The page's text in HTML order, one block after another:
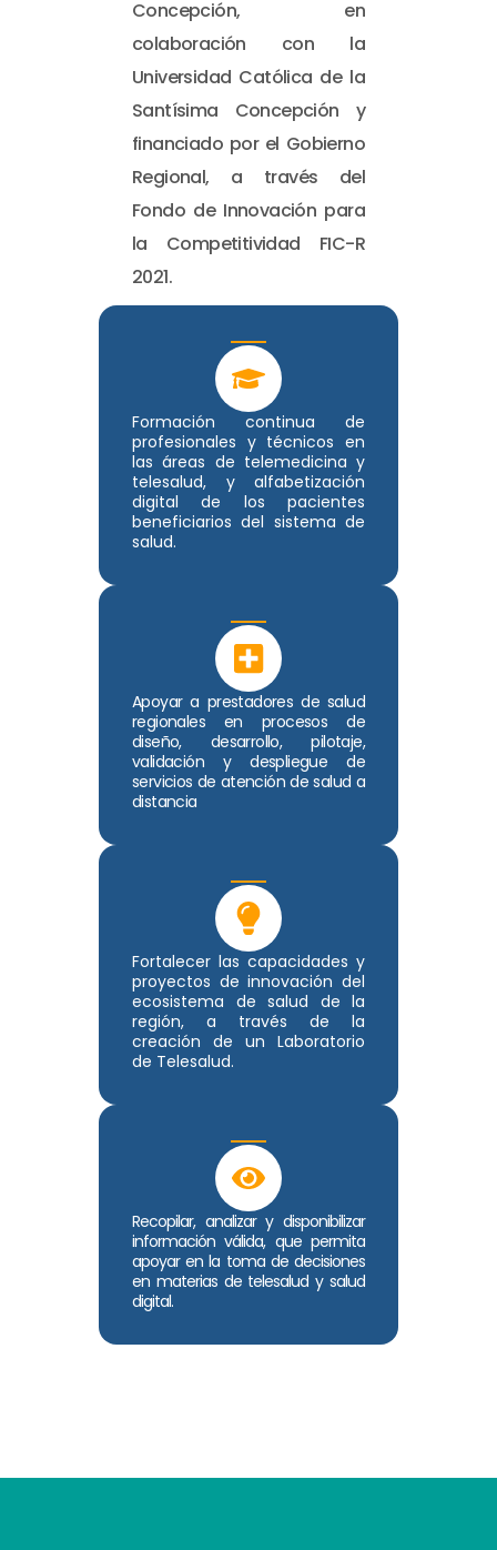
Formación continua de
profesionales y técnicos en
las áreas de telemedicina y
telesalud, y alfabetización
digital de los pacientes
beneficiarios del sistema de
salud.
Apoyar a prestadores de salud
regionales en procesos de
diseño, desarrollo, pilotaje,
validación y despliegue de
servicios de atención de salud a
distancia
Fortalecer las capacidades y
proyectos de innovación del
ecosistema de salud de la
región, a través de la
creación de un Laboratorio
de Telesalud.
Recopilar, analizar y disponibilizar
información válida, que permita
apoyar en la toma de decisiones
en materias de telesalud y salud
digital.
Concepción, en
colaboración con la
Universidad Católica de la
Santísima Concepción y
financiado por el Gobierno
Regional, a través del
Fondo de Innovación para
la Competitividad FIC-R
2021.